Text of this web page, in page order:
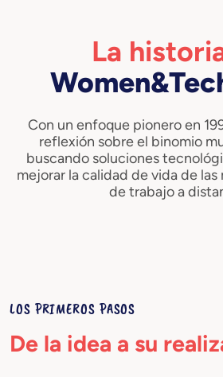
La
Con un enfoque pionero en
reflexión sobre el binomio
buscando soluciones
mejorar la calidad de vida de
de trabajo a
LOS PRIMEROS PASOS
De la idea a su